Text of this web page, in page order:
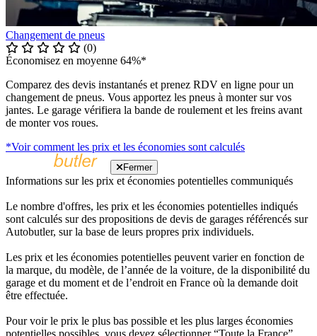
Changement de pneus
(0)
Économisez en moyenne 64%*
Comparez des devis instantanés et prenez RDV en ligne pour un
changement de pneus. Vous apportez les pneus à monter sur vos
jantes. Le garage vérifiera la bande de roulement et les freins avant
de monter vos roues.
*Voir comment les prix et les économies sont calculés
Fermer
Informations sur les prix et économies potentielles communiqués
Le nombre d'offres, les prix et les économies potentielles indiqués
sont calculés sur des propositions de devis de garages référencés sur
Autobutler, sur la base de leurs propres prix individuels.
Les prix et les économies potentielles peuvent varier en fonction de
la marque, du modèle, de l’année de la voiture, de la disponibilité du
garage et du moment et de l’endroit en France où la demande doit
être effectuée.
Pour voir le prix le plus bas possible et les plus larges économies
potentielles possibles, vous devez sélectionner “Toute la France”